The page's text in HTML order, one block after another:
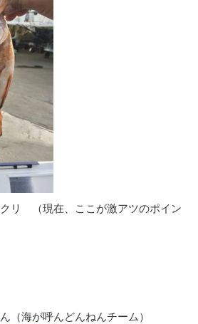
リ （現在、ここが激アツのポイン
（海が呼んどんねんチーム）